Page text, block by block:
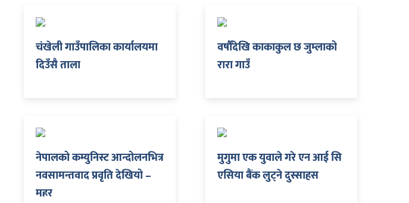
चंखेली गाउँपालिका कार्यालयमा
दिउँसै ताला
वर्षौँदेखि काकाकुल छ जुम्लाको
रारा गाउँ
नेपालको कम्युनिस्ट आन्दोलनभित्र
नवसामन्तवाद प्रवृति देखियो –
महर
मुगुमा एक युवाले गरे एन आई सि
एसिया बैंक लुट्ने दुस्साहस